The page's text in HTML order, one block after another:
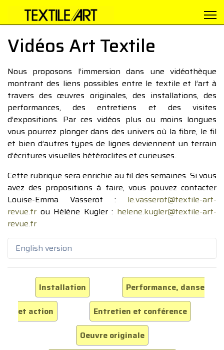
Vidéos Art Textile
Nous proposons l’immersion dans une vidéothèque
montrant des liens possibles entre le textile et l’art à
travers des œuvres originales, des installations, des
performances, des entretiens et des visites
d’expositions. Par ces vidéos plus ou moins longues
vous pourrez plonger dans des univers où la fibre, le fil
et bien d’autres types de lignes deviennent un terrain
d’écritures visuelles hétéroclites et curieuses.
Cette rubrique sera enrichie au fil des semaines. Si vous
avez des propositions à faire, vous pouvez contacter
Louise-Emma Vasserot : le.vasserot@textile-art-
revue.fr ou Hélène Kugler : helene.kugler@textile-art-
revue.fr
English version
Installation
Performance, danse
et action
Entretien et conférence
Oeuvre originale